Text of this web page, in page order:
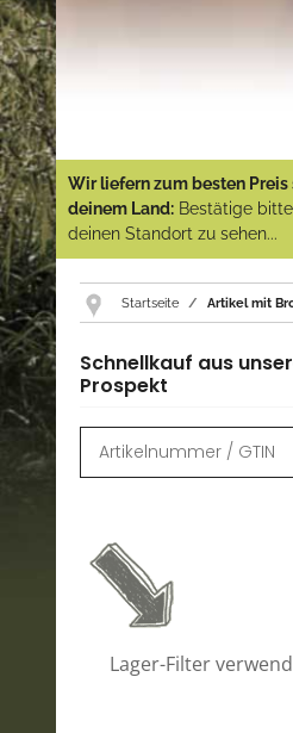
Wir liefern zum besten
deinem Land: Bestätige
deinen Standort zu sehen...
Startseite Artikel mit
Schnellkauf aus
Prospekt
Lager-Filter